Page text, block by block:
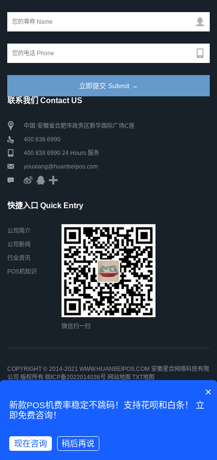
联系我们 Contact US
中国·安徽省合肥市政务区新华国际广场C座
400 838 6990
400 838 6990 24 Hours 服务
youxiang@huanbeipos.com
快捷入口 Quick Entry
公司简介
公司新闻
行业资讯
POS机知识
微信扫一扫
COPYRIGHT © 2014-2021 WWW.HUANBEIPOS.COM 安徽星合网络科技有限
公司 版权所有 皖ICP备2022014036号 网站地图 TXT地图
Go To Top 回顶部
×
新款POS机费率稳定不跳码！支持花呗和白条！ 立
即免费咨询！
现在咨询 稍后再说